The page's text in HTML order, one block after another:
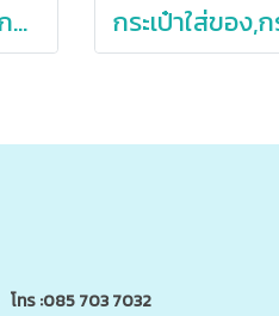
หมวก,หมวกพับได้,พวกพกพา
โทร :085 703 7032